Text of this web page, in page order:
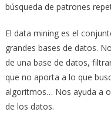
búsqueda de patrones
El data mining es el
grandes bases de datos.
de una base de datos,
que no aporta a lo que
algoritmos… Nos ayuda a
de los datos.